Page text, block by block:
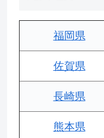
福岡県
佐賀県
長崎県
熊本県